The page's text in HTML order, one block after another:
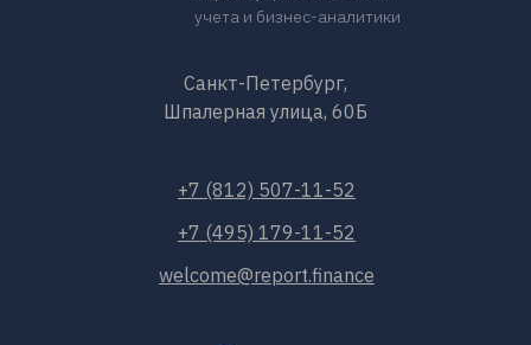
учета и бизнес-аналитики
+7 (812) 507-11-52
Санкт-Петербург,
Шпалерная улица, 60Б
welcome@report.finance
+7 (495) 179-11-52